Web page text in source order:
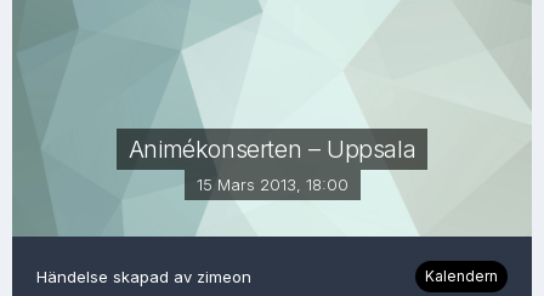
Animékonserten – Uppsala
15 Mars 2013, 18:00
Händelse skapad av zimeon Kalendern